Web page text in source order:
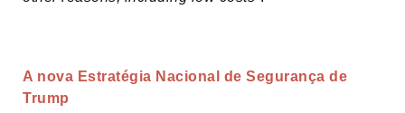
A nova Estratégia Nacional de Segurança de
Trump